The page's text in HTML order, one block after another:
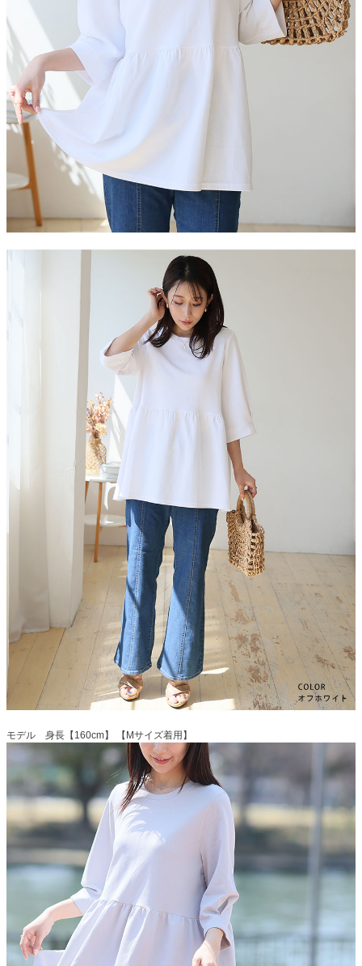
モデル 身長【160cm】 【Mサイズ着用】